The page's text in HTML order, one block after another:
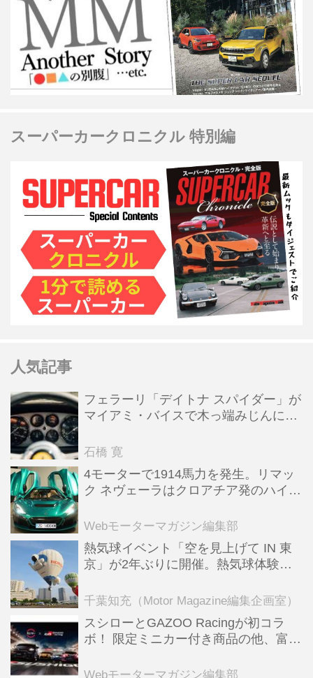
スーパーカークロニクル 特別編
人気記事
フェラーリ「デイトナ スパイダー」が
マイアミ・バイスで木っ端みじんにな
石橋 寛
4モーターで1914馬力を発生。リマッ
ク ネヴェーラはクロアチア発のハイパ
全版／115】
Webモーターマガジン編集部
熱気球イベント「空を見上げて IN 東
京」が2年ぶりに開催。熱気球体験搭
ンテンツも
千葉知充（Motor Magazine編集企画室）
スシローとGAZOO Racingが初コラ
ボ！ 限定ミニカー付き商品の他、富士
る抽選企画などを展開
Webモーターマガジン編集部